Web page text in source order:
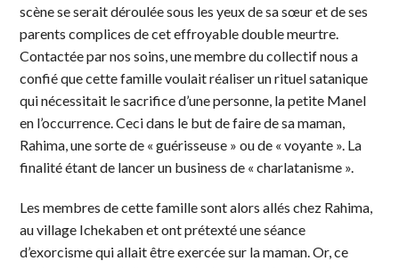
scène se serait déroulée sous les yeux de sa sœur et de ses
parents complices de cet effroyable double meurtre.
Contactée par nos soins, une membre du collectif nous a
confié que cette famille voulait réaliser un rituel satanique
qui nécessitait le sacrifice d’une personne, la petite Manel
en l’occurrence. Ceci dans le but de faire de sa maman,
Rahima, une sorte de « guérisseuse » ou de « voyante ». La
finalité étant de lancer un business de « charlatanisme ».
Les membres de cette famille sont alors allés chez Rahima,
au village Ichekaben et ont prétexté une séance
d’exorcisme qui allait être exercée sur la maman. Or, ce